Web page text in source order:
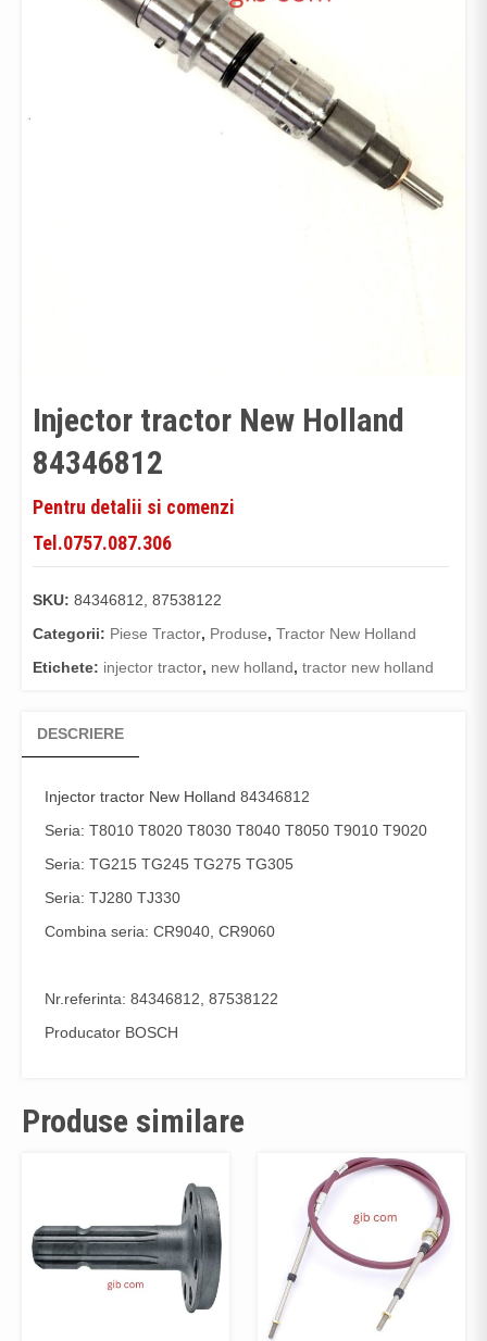
Injector tractor New Holland
84346812
Pentru detalii si comenzi
Tel.0757.087.306
SKU: 84346812, 87538122
Categorii: Piese Tractor, Produse, Tractor New Holland
Etichete: injector tractor, new holland, tractor new holland
DESCRIERE
Injector tractor New Holland 84346812
Seria: T8010 T8020 T8030 T8040 T8050 T9010 T9020
Seria: TG215 TG245 TG275 TG305
Seria: TJ280 TJ330
Combina seria: CR9040, CR9060
Nr.referinta: 84346812, 87538122
Producator BOSCH
Produse similare